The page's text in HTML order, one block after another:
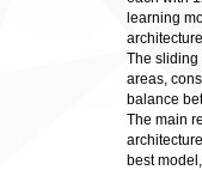
learning
The sliding
areas,
balance
The main
best